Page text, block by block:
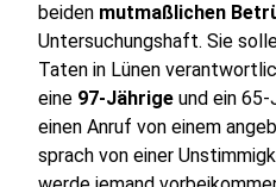
beiden mutmaßlichen
Untersuchungshaft. Sie
Taten in Lünen
eine 97-Jährige und ein 65-
einen Anruf von einem
sprach von einer